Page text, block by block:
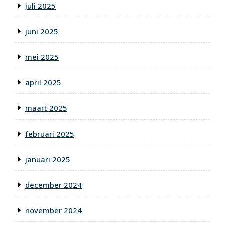
juli 2025
juni 2025
mei 2025
april 2025
maart 2025
februari 2025
januari 2025
december 2024
november 2024